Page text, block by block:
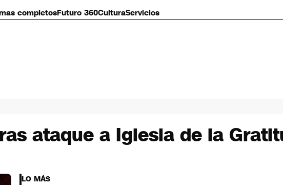
completosFuturo 360CulturaServicios
ataque a Iglesia de la
LO MÁS